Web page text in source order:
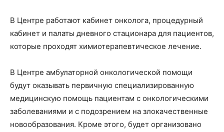
В Центре работают кабинет онколога, процедурный
кабинет и палаты дневного стационара для пациентов,
которые проходят химиотерапевтическое лечение.
В Центре амбулаторной онкологической помощи
будут оказывать первичную специализированную
медицинскую помощь пациентам с онкологическими
заболеваниями и с подозрением на злокачественные
новообразования. Кроме этого, будет организовано